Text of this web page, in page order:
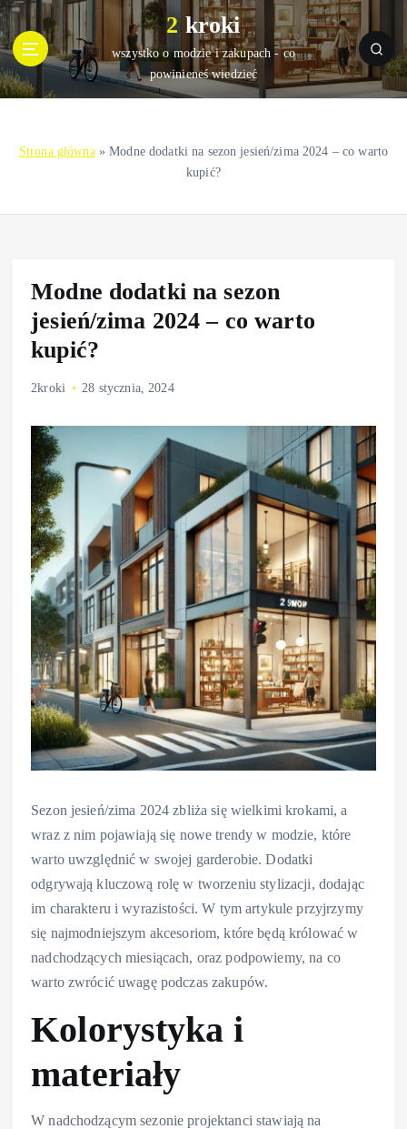
S
k
i
p
t
e
2 kroki
wszystko o modzie i zakupach - co
powinieneś wiedzieć
Strona główna»Modne dodatki na sezon jesień/zima 2024 – co warto
kupić?
Modne dodatki na sezon
jesień/zima 2024 – co warto
kupić?
2kroki 28 stycznia, 2024
Sezon jesień/zima 2024 zbliża się wielkimi krokami, a
wraz z nim pojawiają się nowe trendy w modzie, które
warto uwzględnić w swojej garderobie. Dodatki
odgrywają kluczową rolę w tworzeniu stylizacji, dodając
im charakteru i wyrazistości. W tym artykule przyjrzymy
się najmodniejszym akcesoriom, które będą królować w
nadchodzących miesiącach, oraz podpowiemy, na co
warto zwrócić uwagę podczas zakupów.
Kolorystyka i
materiały
W nadchodzącym sezonie projektanci stawiają na